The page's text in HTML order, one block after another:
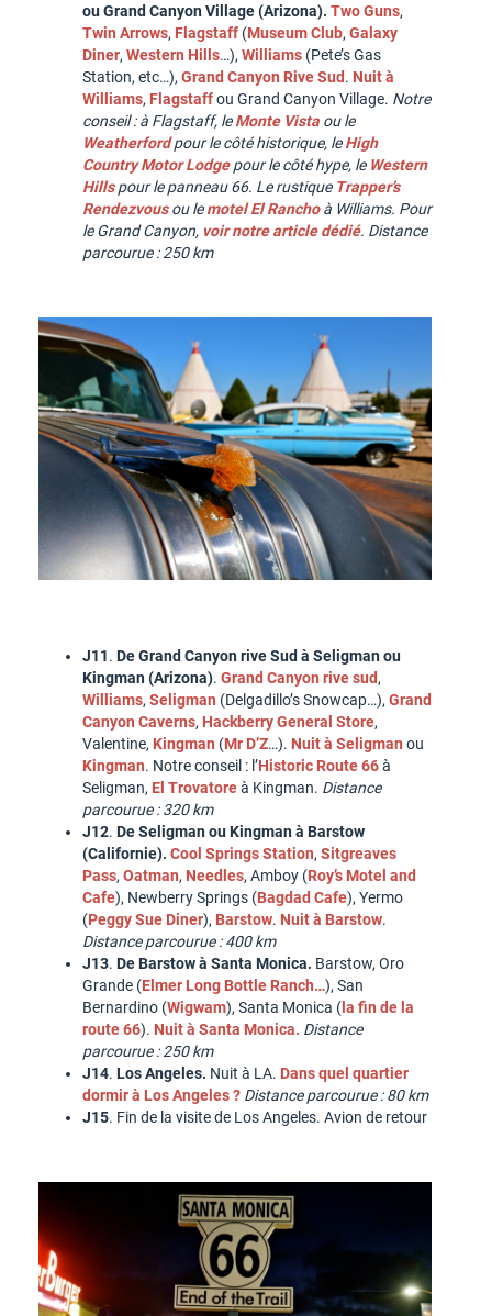
ou Grand Canyon Village (Arizona). Two Guns,
Twin Arrows, Flagstaff (Museum Club, Galaxy
Diner, Western Hills…), Williams (Pete’s Gas
Station, etc…), Grand Canyon Rive Sud. Nuit à
Williams, Flagstaffou Grand Canyon Village. Notre
conseil : à Flagstaff, leMonte Vista ou le
Weatherfordpour le côté historique, leHigh
Country Motor Lodgepour le côté hype, le Western
Hillspour le panneau 66. Le rustique Trapper’s
Rendezvousou lemotel El Ranchoà Williams. Pour
le Grand Canyon, voir notre article dédié. Distance
parcourue : 250 km
J11. De Grand Canyon rive Sud à Seligman ou
Kingman (Arizona). Grand Canyon rive sud,
Williams, Seligman (Delgadillo’s Snowcap…), Grand
Canyon Caverns, Hackberry General Store,
Valentine, Kingman (Mr D’Z…). Nuit à Seligman ou
Kingman. Notre conseil : l’Historic Route 66à
Seligman, El Trovatoreà Kingman. Distance
parcourue : 320 km
J12. De Seligman ou Kingman à Barstow
(Californie). Cool Springs Station, Sitgreaves
Pass, Oatman, Needles, Amboy (Roy’s Motel and
Cafe), Newberry Springs (Bagdad Cafe), Yermo
(Peggy Sue Diner), Barstow. Nuit à Barstow.
Distance parcourue : 400 km
J13. De Barstow à Santa Monica. Barstow, Oro
Grande (Elmer Long Bottle Ranch…), San
Bernardino (Wigwam), Santa Monica ( la fin de la
route 66). Nuit à Santa Monica. Distance
parcourue : 250 km
J14. Los Angeles. Nuit à LA. Dans quel quartier
dormir à Los Angeles ? Distance parcourue : 80 km
J15. Fin de la visite de Los Angeles. Avion de retour